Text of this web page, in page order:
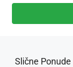
Slične Ponude